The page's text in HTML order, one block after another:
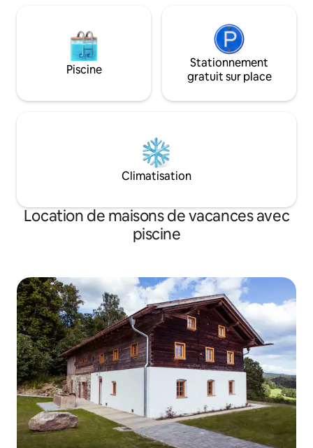
Piscine
Stationnement
gratuit sur place
Climatisation
Location de maisons de vacances avec
piscine